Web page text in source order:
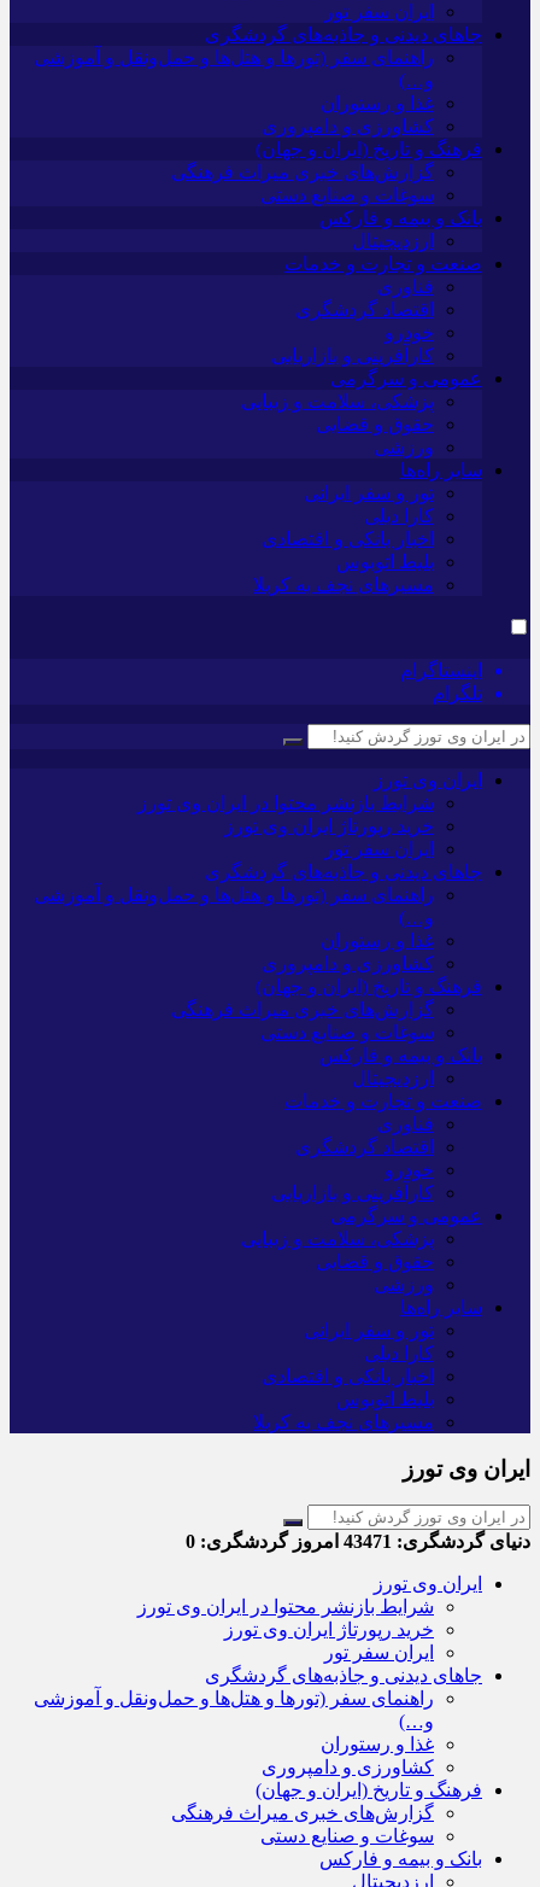
ایران سفر تور
جاهای دیدنی و جاذبه‌های گردشگری
راهنمای سفر (تورها و هتل‌ها و حمل‌و‌نقل و آموزشی
و…)
غذا و رستوران
کشاورزی و دامپروری
فرهنگ و تاریخ (ایران و جهان)
گزارش‌های خبری میراث فرهنگی
سوغات و صنایع دستی
بانک و بیمه و فارکس
ارزدیجیتال
صنعت و تجارت و خدمات
فناوری
اقتصاد گردشگری
خودرو
کارآفرینی و بازاریابی
عمومی و سرگرمی
پزشکی، سلامت و زیبایی
حقوق و قضایی
ورزشی
سایر راه‌ها
تور و سفر ایرانی
کارا دیلی
اخبار بانکی و اقتصادی
بلیط اتوبوس
مسیرهای نجف به کربلا
اینستاگرام
تلگرام
ایران وی تورز
شرایط بازنشر محتوا در ایران وی تورز
خرید رپورتاژ ایران وی تورز
ایران سفر تور
جاهای دیدنی و جاذبه‌های گردشگری
راهنمای سفر (تورها و هتل‌ها و حمل‌و‌نقل و آموزشی
و…)
غذا و رستوران
کشاورزی و دامپروری
فرهنگ و تاریخ (ایران و جهان)
گزارش‌های خبری میراث فرهنگی
سوغات و صنایع دستی
بانک و بیمه و فارکس
ارزدیجیتال
صنعت و تجارت و خدمات
فناوری
اقتصاد گردشگری
خودرو
کارآفرینی و بازاریابی
عمومی و سرگرمی
پزشکی، سلامت و زیبایی
حقوق و قضایی
ورزشی
سایر راه‌ها
تور و سفر ایرانی
کارا دیلی
اخبار بانکی و اقتصادی
بلیط اتوبوس
مسیرهای نجف به کربلا
ایران وی تورز
دنیای گردشگری: امروز گردشگری:
ایران وی تورز
شرایط بازنشر محتوا در ایران وی تورز
خرید رپورتاژ ایران وی تورز
ایران سفر تور
جاهای دیدنی و جاذبه‌های گردشگری
راهنمای سفر (تورها و هتل‌ها و حمل‌و‌نقل و آموزشی
و…)
غذا و رستوران
کشاورزی و دامپروری
فرهنگ و تاریخ (ایران و جهان)
گزارش‌های خبری میراث فرهنگی
سوغات و صنایع دستی
بانک و بیمه و فارکس
ارزدیجیتال